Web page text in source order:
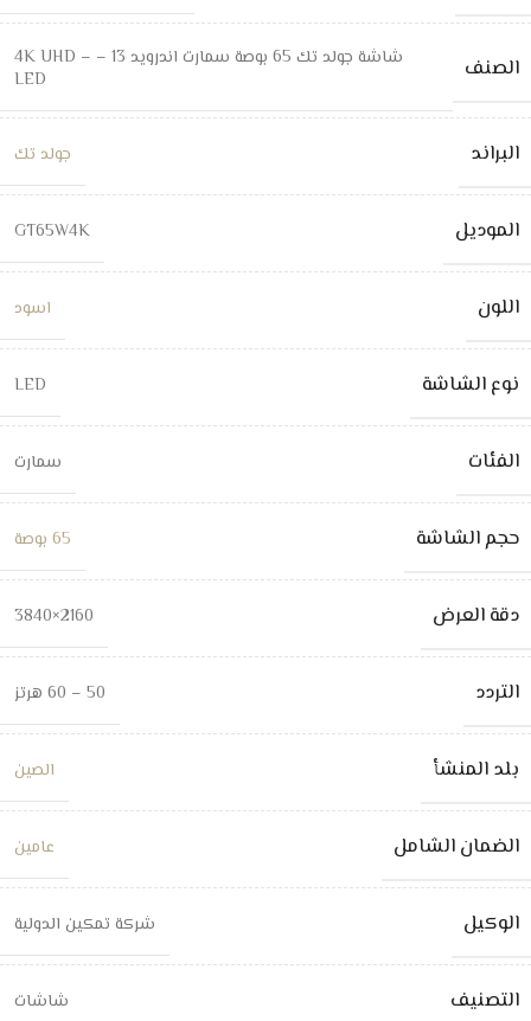
الصنف
شاشة جولد تك 65 بوصة سمارت اندرويد 13 – 4K UHD –
LED
البراند جولد تك
الموديل GT65W4K
اللون اسود
نوع الشاشة LED
الفئات سمارت
حجم الشاشة 65 بوصة
دقة العرض 2160×3840
التردد 50 – 60 هرتز
بلد المنشأ الصين
الضمان الشامل عامين
الوكيل شركة تمكين الدولية
التصنيف شاشات